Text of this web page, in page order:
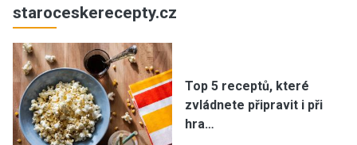
staroceskerecepty.cz
Top 5 receptů, které
zvládnete připravit i při
hra…